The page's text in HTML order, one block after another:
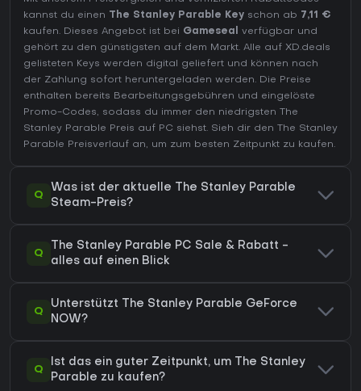
kannst du einen
The Stanley Parable Key schon ab 7,11 €
kaufen. Dieses Angebot ist bei Gameseal
verfügbar und
gehört zu den günstigsten auf dem Markt. Alle auf XD.deals
gelisteten Keys werden digital geliefert und können nach
der Zahlung sofort heruntergeladen werden. Die Preise
enthalten bereits Bearbeitungsgebühren und eingelöste
Promo-Codes, sodass du immer den niedrigsten The
Stanley Parable Preis auf PC siehst. Sieh dir den
The Stanley
Parable Preisverlauf an, um zum besten Zeitpunkt zu kaufen.
Q
Was ist der aktuelle The Stanley Parable
Steam-Preis?
Q
The Stanley Parable PC Sale & Rabatt -
alles auf einen Blick
Q
Unterstützt The Stanley Parable GeForce
NOW?
Q
Ist das ein guter Zeitpunkt, um The Stanley
Parable zu kaufen?